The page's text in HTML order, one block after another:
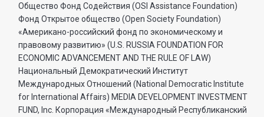
Общество Фонд Содействия (OSI Assistance Foundation)
Фонд Открытое общество (Open Society Foundation)
«Американо-российский фонд по экономическому и
правовому развитию» (U.S. RUSSIA FOUNDATION FOR
ECONOMIC ADVANCEMENT AND THE RULE OF LAW)
Национальный Демократический Институт
Международных Отношений (National Democratic Institute
for International Affairs) MEDIA DEVELOPMENT INVESTMENT
FUND, Inc. Корпорация «Международный Республиканский